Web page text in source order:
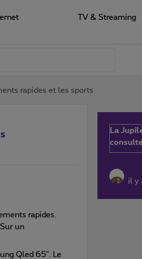
TV & Streaming
rapides et les sports
rapides.
un
Qled 65". Le
La
il y